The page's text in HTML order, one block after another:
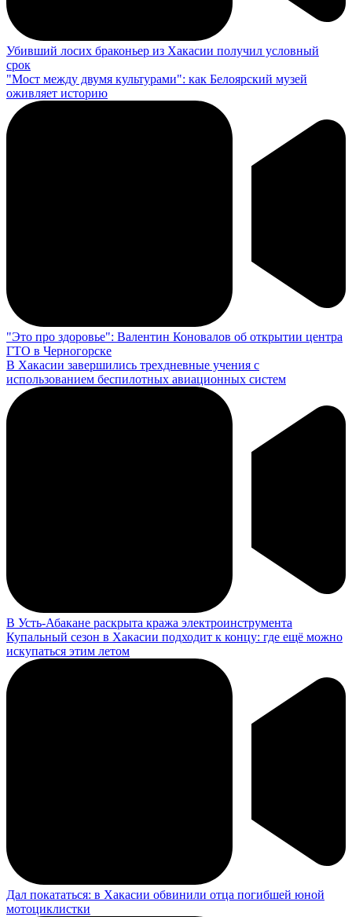
Убивший лосих браконьер из Хакасии получил условный
срок
"Мост между двумя культурами": как Белоярский музей
оживляет историю
"Это про здоровье": Валентин Коновалов об открытии центра
ГТО в Черногорске
В Хакасии завершились трехдневные учения с
использованием беспилотных авиационных систем
В Усть-Абакане раскрыта кража электроинструмента
Купальный сезон в Хакасии подходит к концу: где ещё можно
искупаться этим летом
Дал покататься: в Хакасии обвинили отца погибшей юной
мотоциклистки